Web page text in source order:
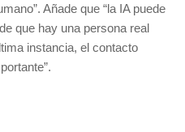
Añade que “la IA puede
que hay una persona real
instancia, el contacto